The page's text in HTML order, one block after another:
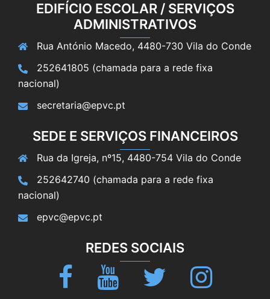
EDIFÍCIO ESCOLAR / SERVIÇOS
ADMINISTRATIVOS
Rua António Macedo, 4480-730 Vila do Conde
252641805 (chamada para a rede fixa
nacional)
secretaria@epvc.pt
SEDE E SERVIÇOS FINANCEIROS
Rua da Igreja, nº15, 4480-754 Vila do Conde
252642740 (chamada para a rede fixa
nacional)
epvc@epvc.pt
REDES SOCIAIS
Facebook Youtube Twitter Instagram